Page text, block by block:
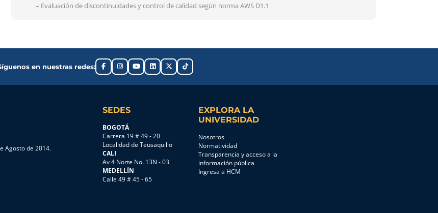
– Evaluación de discontinuidades y control de calidad según norma AWS D1.1
en nuestras redes:
Agosto de 2014.
SEDES
BOGOTÁ
Carrera 19 # 49 - 20
Localidad de Teusaquillo
CALI
Av 4 Norte No. 13N - 03
MEDELLÍN
Calle 49 # 45 - 65
EXPLORA LA
UNIVERSIDAD
Nosotros
Normatividad
Transparencia y acceso a la
información pública
Ingresa a HCM